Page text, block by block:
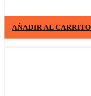
AÑADIR AL CARRITO